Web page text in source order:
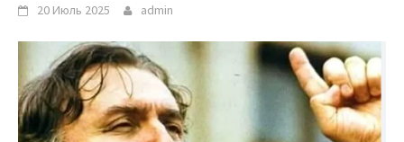
20 Июль 2025 admin